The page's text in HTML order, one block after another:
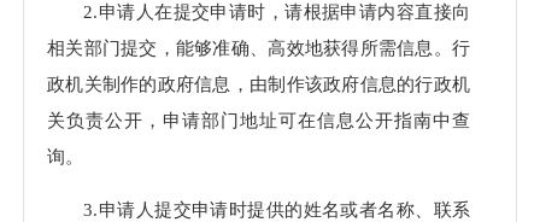
2.申请人在提交申请时，请根据申请内容直接向
相关部门提交，能够准确、高效地获得所需信息。行
政机关制作的政府信息，由制作该政府信息的行政机
关负责公开，申请部门地址可在信息公开指南中查
询。
3.申请人提交申请时提供的姓名或者名称、联系